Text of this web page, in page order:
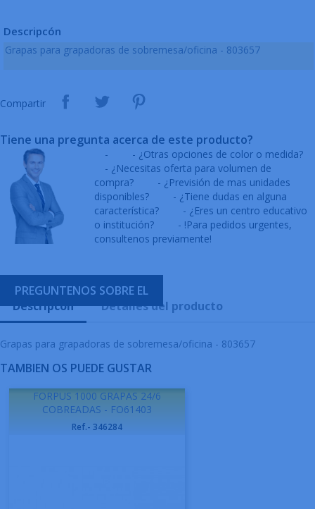
Descripcón
Grapas para grapadoras de sobremesa/oficina - 803657
Compartir
Tiene una pregunta acerca de este producto?
-
- ¿Otras opciones de color o medida?
- ¿Necesitas oferta para volumen de
compra?
- ¿Previsión de mas unidades
disponibles?
- ¿Tiene dudas en alguna
característica?
- ¿Eres un centro educativo
o institución?
- !Para pedidos urgentes,
consultenos previamente!
PREGUNTENOS SOBRE EL
Descripcón
Detalles del producto
Grapas para grapadoras de sobremesa/oficina - 803657
TAMBIEN OS PUEDE GUSTAR
FORPUS 1000 GRAPAS 24/6
COBREADAS - FO61403
Ref.- 346284